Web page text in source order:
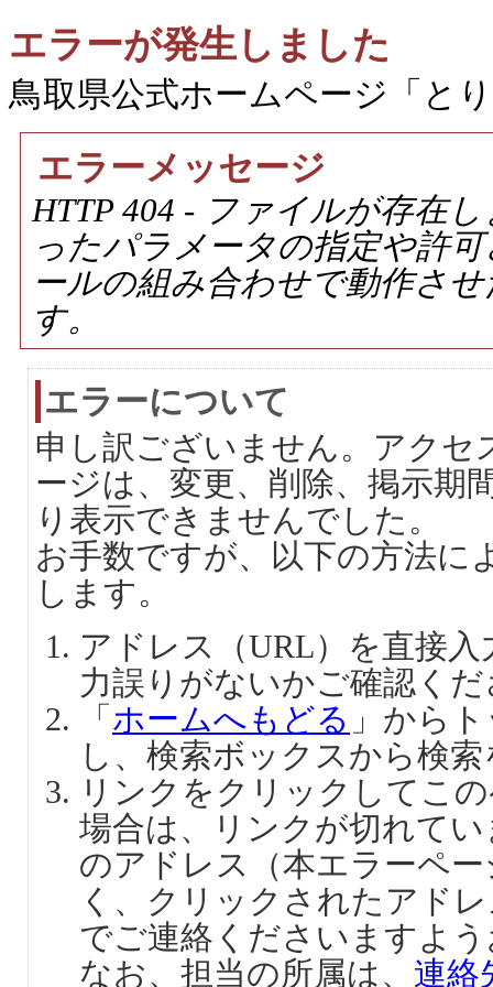
エラーが発生しました
鳥取県公式ホームページ「と
エラーメッセージ
HTTP 404 - ファイルが存在
ったパラメータの指定や許
ールの組み合わせで動作さ
す。
エラーについて
申し訳ございません。アクセ
ージは、変更、削除、掲示期
り表示できませんでした。
お手数ですが、以下の方法に
します。
アドレス（URL）を直接
力誤りがないかご確認く
「 ホームへもどる 」から
し、検索ボックスから検
リンクをクリックしてこ
場合は、リンクが切れて
のアドレス（本エラーペ
く、クリックされたアド
でご連絡くださいますよ
なお、担当の所属は、 連絡